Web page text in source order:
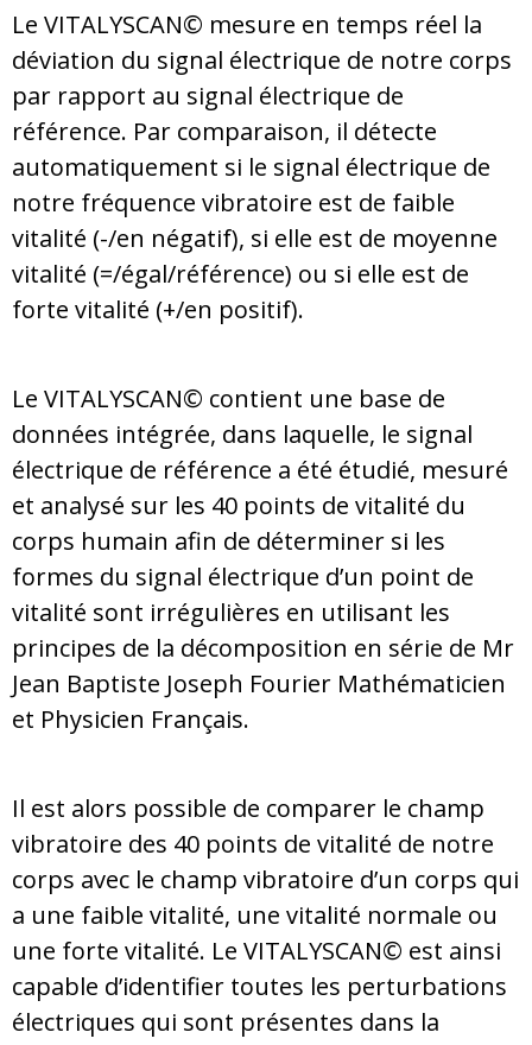
Le VITALYSCAN© mesure en temps réel la
déviation du signal électrique de notre corps
par rapport au signal électrique de
référence. Par comparaison, il détecte
automatiquement si le signal électrique de
notre fréquence vibratoire est de faible
vitalité (-/en négatif), si elle est de moyenne
vitalité (=/égal/référence) ou si elle est de
forte vitalité (+/en positif).
Le VITALYSCAN© contient une base de
données intégrée, dans laquelle, le signal
électrique de référence a été étudié, mesuré
et analysé sur les 40 points de vitalité du
corps humain afin de déterminer si les
formes du signal électrique d’un point de
vitalité sont irrégulières en utilisant les
principes de la décomposition en série de Mr
Jean Baptiste Joseph Fourier Mathématicien
et Physicien Français.
Il est alors possible de comparer le champ
vibratoire des 40 points de vitalité de notre
corps avec le champ vibratoire d’un corps qui
a une faible vitalité, une vitalité normale ou
une forte vitalité. Le VITALYSCAN© est ainsi
capable d’identifier toutes les perturbations
électriques qui sont présentes dans la